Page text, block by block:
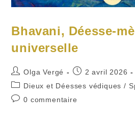
Bhavani, Déesse-
universelle
Auteur/autrice
de
publication :
Olga Vergé
Publication
publiée :
2 avril 2026
Post
category:
Dieux et Déesses védiques /
Commentaires
0 commentaire